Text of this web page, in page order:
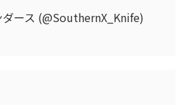
ース (@SouthernX_Knife)